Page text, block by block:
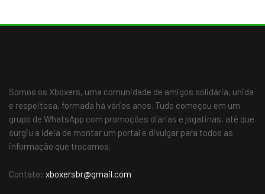
Somos os Xboxers, uma comunidade de amigos solidária, unida
e respeitosa, formada há vários anos. Tudo começou em um
grupo de WhatsApp com promoções diárias e jogatinas, até que
surgiu a ideia de montar um portal e divulgar para todos as
informação que trocamos.
Contato: xboxersbr@gmail.com